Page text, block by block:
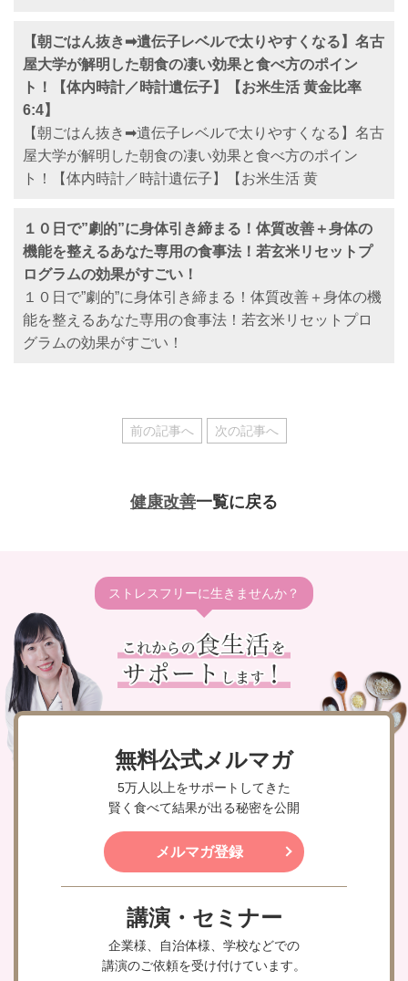
【朝ごはん抜き➡︎遺伝子レベルで太りやすくなる】名古
屋大学が解明した朝食の凄い効果と食べ方のポイン
ト！【体内時計／時計遺伝子】【お米生活 黄金比率
6:4】
【朝ごはん抜き➡︎遺伝子レベルで太りやすくなる】名古
屋大学が解明した朝食の凄い効果と食べ方のポイン
ト！【体内時計／時計遺伝子】【お米生活 黄
１０日で”劇的”に身体引き締まる！体質改善＋身体の
機能を整えるあなた専用の食事法！若玄米リセットプ
ログラムの効果がすごい！
１０日で”劇的”に身体引き締まる！体質改善＋身体の機
能を整えるあなた専用の食事法！若玄米リセットプロ
グラムの効果がすごい！
前の記事へ 次の記事へ
健康改善一覧に戻る
ストレスフリーに生きませんか？
無料公式メルマガ
5万人以上をサポートしてきた
賢く食べて結果が出る秘密を公開
メルマガ登録
講演・セミナー
企業様、自治体様、学校などでの
講演のご依頼を受け付けています。